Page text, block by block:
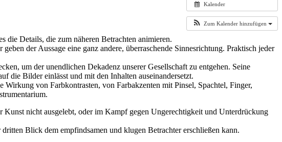
Kalender
Zum Kalender hinzufügen
die Details, die zum näheren Betrachten animieren.
der Aussage eine ganz andere, überraschende Sinnesrichtung. Praktisch jeder
um der unendlichen Dekadenz unserer Gesellschaft zu entgehen. Seine
die Bilder einlässt und mit den Inhalten auseinandersetzt.
von Farbkontrasten, von Farbakzenten mit Pinsel, Spachtel, Finger,
nicht ausgelebt, oder im Kampf gegen Ungerechtigkeit und Unterdrückung
Blick dem empfindsamen und klugen Betrachter erschließen kann.